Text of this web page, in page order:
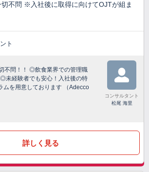
不問 ※入社後に取得に向けてOJTが組ま
ト
不問！！ ◎飲食業界での管理職
未経験者でも安心！入社後の特
ムを用意しております （Adecco
コンサルタント
松尾 海里
詳しく見る